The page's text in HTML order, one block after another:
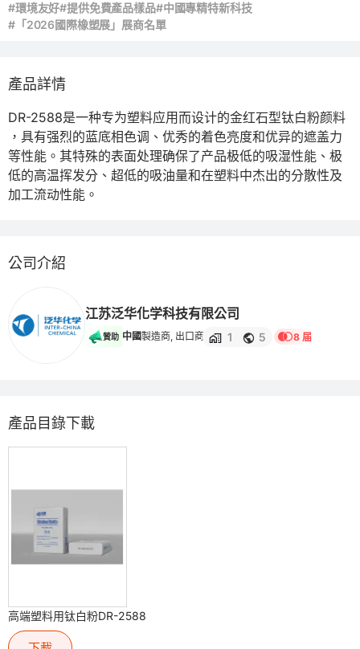
#環境友好#提供免費產品樣品#中國專精特新科技
#「2026國際橡塑展」展商名單
產品詳情
DR-2588是一种专为塑料应用而设计的金红石型钛白粉颜料
，具有强烈的蓝底相色调、优秀的着色亮度和优异的遮盖力
等性能。其特殊的表面处理确保了产品极低的吸湿性能、极
低的高温挥发分、超低的吸油量和在塑料中杰出的分散性及
加工流动性能。
公司介紹
江苏泛华化学科技有限公司
贊助 中國製造商, 出口商 1 5 8 届
產品目錄下載
高端塑料用钛白粉DR-2588